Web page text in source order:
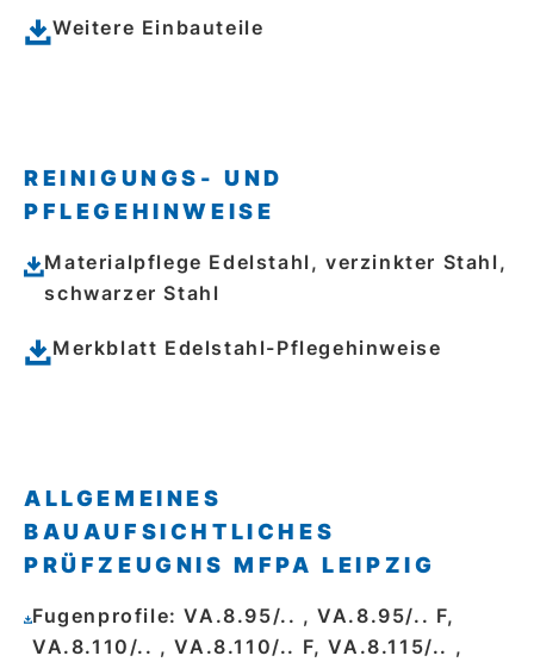
Weitere Einbauteile
REINIGUNGS- UND
PFLEGEHINWEISE
Materialpflege Edelstahl, verzinkter Stahl,
schwarzer Stahl
Merkblatt Edelstahl-Pflegehinweise
ALLGEMEINES
BAUAUFSICHTLICHES
PRÜFZEUGNIS MFPA LEIPZIG
Fugenprofile: VA.8.95/.. , VA.8.95/.. F,
VA.8.110/.. , VA.8.110/.. F, VA.8.115/.. ,